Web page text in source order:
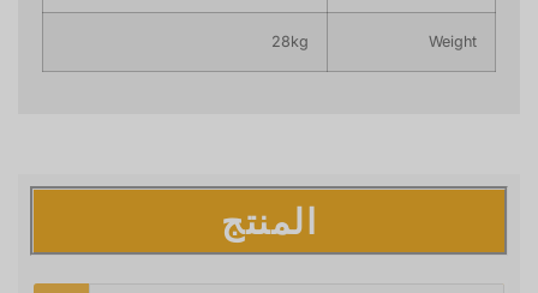
المنتج
Weight
28kg